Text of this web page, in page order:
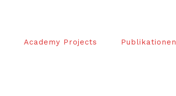
Academy Projects Publikationen